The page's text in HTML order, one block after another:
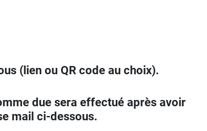
(lien ou QR code au choix).
due sera effectué après avoir
mail ci-dessous.